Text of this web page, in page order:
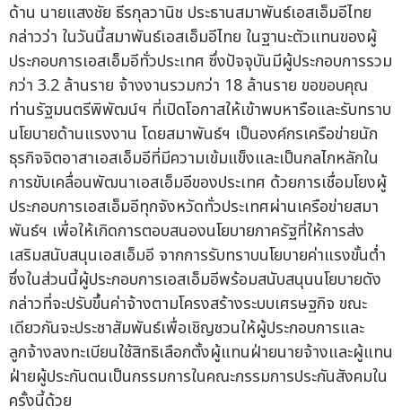
ด้าน นายแสงชัย ธีรกุลวานิช ประธานสมาพันธ์เอสเอ็มอีไทย
กล่าวว่า ในวันนี้สมาพันธ์เอสเอ็มอีไทย ในฐานะตัวแทนของผู้
ประกอบการเอสเอ็มอีทั่วประเทศ ซึ่งปัจจุบันมีผู้ประกอบการรวม
กว่า 3.2 ล้านราย จ้างงานรวมกว่า 18 ล้านราย ขอขอบคุณ
ท่านรัฐมนตรีพิพัฒน์ฯ ที่เปิดโอกาสให้เข้าพบหารือและรับทราบ
นโยบายด้านแรงงาน โดยสมาพันธ์ฯ เป็นองค์กรเครือข่ายนัก
ธุรกิจจิตอาสาเอสเอ็มอีที่มีความเข้มแข็งและเป็นกลไกหลักใน
การขับเคลื่อนพัฒนาเอสเอ็มอีของประเทศ ด้วยการเชื่อมโยงผู้
ประกอบการเอสเอ็มอีทุกจังหวัดทั่วประเทศผ่านเครือข่ายสมา
พันธ์ฯ เพื่อให้เกิดการตอบสนองนโยบายภาครัฐที่ให้การส่ง
เสริมสนับสนุนเอสเอ็มอี จากการรับทราบนโยบายค่าแรงขั้นต่ำ
ซึ่งในส่วนนี้ผู้ประกอบการเอสเอ็มอีพร้อมสนับสนุนนโยบายดัง
กล่าวที่จะปรับขึ้นค่าจ้างตามโครงสร้างระบบเศรษฐกิจ ขณะ
เดียวกันจะประชาสัมพันธ์เพื่อเชิญชวนให้ผู้ประกอบการและ
ลูกจ้างลงทะเบียนใช้สิทธิเลือกตั้งผู้แทนฝ่ายนายจ้างและผู้แทน
ฝ่ายผู้ประกันตนเป็นกรรมการในคณะกรรมการประกันสังคมใน
ครั้งนี้ด้วย